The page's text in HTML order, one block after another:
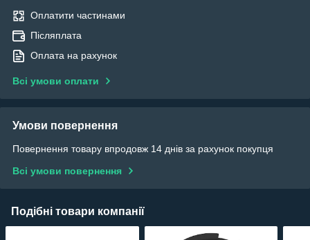
Оплатити частинами
Післяплата
Оплата на рахунок
Всі умови оплати
Умови повернення
Повернення товару впродовж 14 днів за рахунок покупця
Всі умови повернення
Подібні товари компанії